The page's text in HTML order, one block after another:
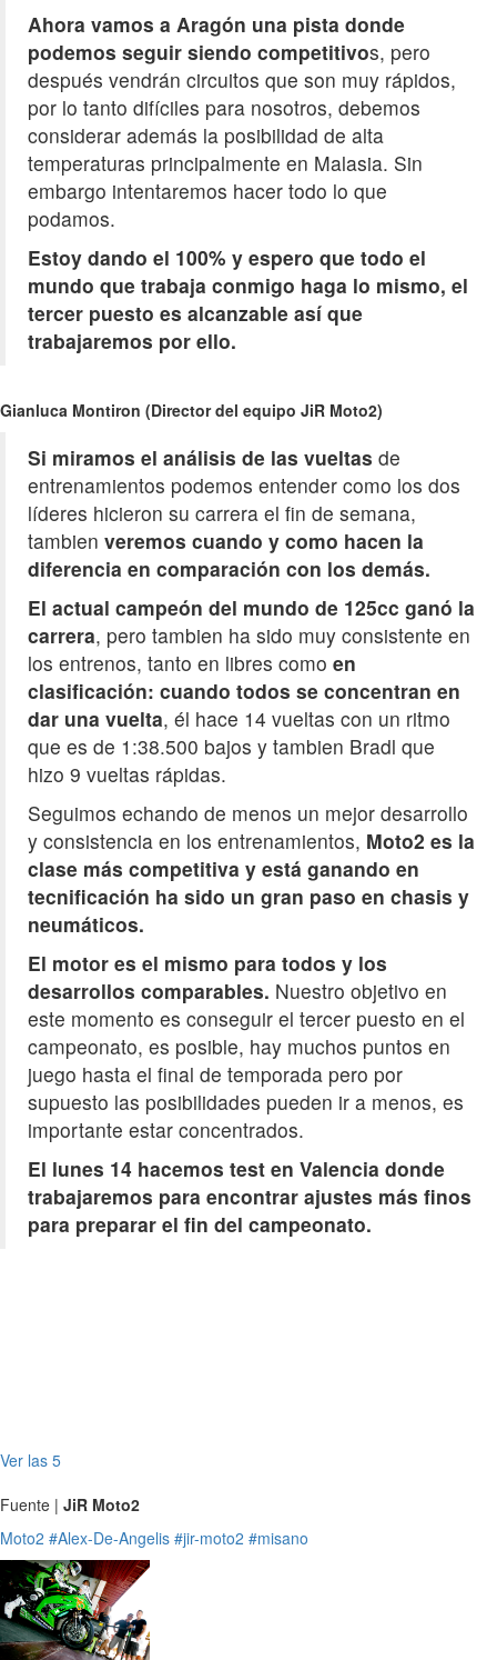
Ahora vamos a Aragón una pista donde
podemos seguir siendo competitivos, pero
después vendrán circuitos que son muy rápidos,
por lo tanto difíciles para nosotros, debemos
considerar además la posibilidad de alta
temperaturas principalmente en Malasia. Sin
embargo intentaremos hacer todo lo que
podamos.
Estoy dando el 100% y espero que todo el
mundo que trabaja conmigo haga lo mismo, el
tercer puesto es alcanzable así que
trabajaremos por ello.
Gianluca Montiron (Director del equipo JiR Moto2)
Si miramos el análisis de las vueltas de
entrenamientos podemos entender como los dos
líderes hicieron su carrera el fin de semana,
tambien veremos cuando y como hacen la
diferencia en comparación con los demás.
El actual campeón del mundo de 125cc ganó la
carrera, pero tambien ha sido muy consistente en
los entrenos, tanto en libres como en
clasificación: cuando todos se concentran en
dar una vuelta, él hace 14 vueltas con un ritmo
que es de 1:38.500 bajos y tambien Bradl que
hizo 9 vueltas rápidas.
Seguimos echando de menos un mejor desarrollo
y consistencia en los entrenamientos, Moto2 es la
clase más competitiva y está ganando en
tecnificación ha sido un gran paso en chasis y
neumáticos.
El motor es el mismo para todos y los
desarrollos comparables. Nuestro objetivo en
este momento es conseguir el tercer puesto en el
campeonato, es posible, hay muchos puntos en
juego hasta el final de temporada pero por
supuesto las posibilidades pueden ir a menos, es
importante estar concentrados.
El lunes 14 hacemos test en Valencia donde
trabajaremos para encontrar ajustes más finos
para preparar el fin del campeonato.
Ver las 5
Fuente | JiR Moto2
Moto2 #Alex-De-Angelis #jir-moto2 #misano